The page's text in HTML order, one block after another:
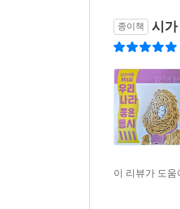
종이책 시가
이 리뷰가 도